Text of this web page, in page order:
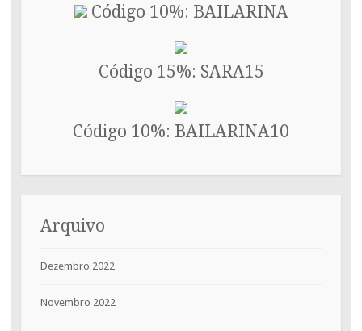
Código 10%: BAILARINA
Código 15%: SARA15
Código 10%: BAILARINA10
Arquivo
Dezembro 2022
Novembro 2022